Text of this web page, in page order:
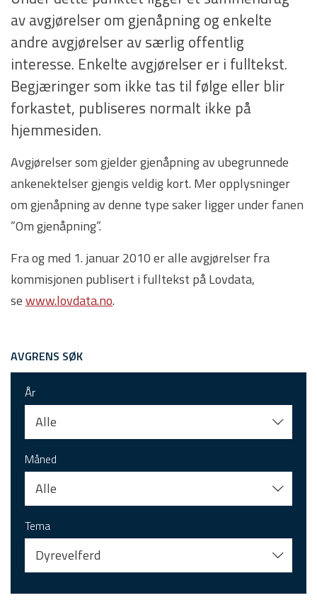
av avgjørelser om gjenåpning og enkelte
andre avgjørelser av særlig offentlig
interesse. Enkelte avgjørelser er i fulltekst.
Begjæringer som ikke tas til følge eller blir
forkastet, publiseres normalt ikke på
hjemmesiden.
Avgjørelser som gjelder gjenåpning av ubegrunnede
ankenektelser gjengis veldig kort. Mer opplysninger
om gjenåpning av denne type saker ligger under fanen
”Om gjenåpning”.
Fra og med 1. januar 2010 er alle avgjørelser fra
kommisjonen publisert i fulltekst på Lovdata,
sewww.lovdata.no.
AVGRENS SØK
År
Alle
Måned
Alle
Tema
Dyrevelferd